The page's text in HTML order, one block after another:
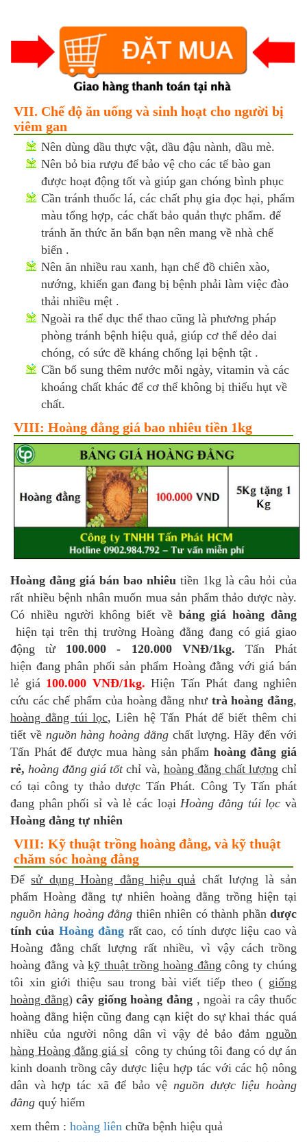
VII. Chế độ ăn uống và sinh hoạt cho người bị
viêm gan
Nên dùng dầu thực vật, dầu đậu nành, dầu mè.
Nên bỏ bia rượu để bảo vệ cho các tế bào gan
được hoạt động tốt và giúp gan chóng bình phục
Cần tránh thuốc lá, các chất phụ gia đọc hại, phẩm
màu tổng hợp, các chất bảo quản thực phẩm. để
tránh ăn thức ăn bẩn bạn nên mang về nhà chế
biến .
Nên ăn nhiều rau xanh, hạn chế đồ chiên xào,
nướng, khiến gan đang bị bệnh phải làm việc đào
thải nhiều mệt .
Ngoài ra thể dục thể thao cũng là phương pháp
phòng tránh bệnh hiệu quả, giúp cơ thể dẻo dai
chóng, có sức đề kháng chống lại bệnh tật .
Cần bổ sung thêm nước mỗi ngày, vitamin và các
khoáng chất khác để cơ thể không bị thiếu hụt về
chất.
VIII: Hoàng đằng giá bao nhiêu tiền 1kg
Hoàng đằng giá bán bao nhiêu tiền 1kg là câu hỏi của
rất nhiều bệnh nhân muốn mua sản phẩm thảo dược này.
Có nhiều người không biết về bảng giá hoàng đằng
hiện tại trên thị trường Hoàng đằng đang có giá giao
động từ 100.000 - 120.000 VNĐ/1kg. Tấn Phát
hiện đang phân phối sản phẩm Hoàng đằng với giá bán
lẻ giá 100.000 VNĐ/1kg. Hiện Tấn Phát đang nghiên
cứu các chế phẩm của hoàng đằng như trà hoàng đằng,
hoàng đằng túi lọc, Liên hệ Tấn Phát để biết thêm chi
tiết về nguồn hàng hoàng đằng chất lượng. Hãy đến với
Tấn Phát để được mua hàng sản phẩm hoàng đằng giá
rẻ, hoàng đằng giá tốtchỉ và, hoàng đằng chất lượng chỉ
có tại công ty thảo dược Tấn Phát. Công Ty Tấn phát
đang phân phối sỉ và lẻ các loại Hoàng đằng túi lọc và
Hoàng đằng tự nhiên
VIII: Kỹ thuật trồng hoàng đằng, và kỹ thuật
chăm sóc hoàng đằng
Đểsử dụng Hoàng đằng hiệu quả chất lượng là sản
phẩm Hoàng đằng tự nhiên hoàng đằng trồng hiện tại
nguồn hàng hoàng đằng thiên nhiên có thành phầndược
tính của Hoàng đằng rất cao, có tính dược liệu cao và
Hoàng đằng chất lượng rất nhiều, vì vậy cách trồng
hoàng đằng vàkỹ thuật trồng hoàng đằng công ty chúng
tôi xin giới thiệu sau trong bài viết tiếp theo ( giống
hoàng đằng)cây giống hoàng đằng , ngoài ra cây thuốc
hoàng đằng hiện cũng đang cạn kiệt do sự khai thác quá
nhiều của người nông dân vì vậy đẻ bảo đảm nguồn
hàng Hoàng đằng giá sỉ công ty chúng tôi đang có dự án
kinh doanh trồng cây dược liệu hợp tác với các hộ nông
dân và hợp tác xã để bảo vệ nguồn dược liệu hoàng
đằng quý hiếm
xem thêm : hoàng liên chữa bệnh hiệu quả